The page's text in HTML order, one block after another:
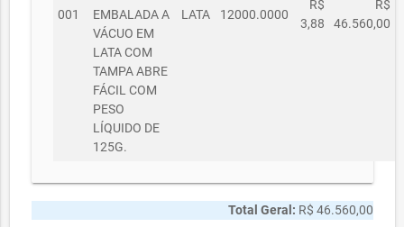
001
EMBALADA A
VÁCUO EM
LATA COM
TAMPA ABRE
FÁCIL COM
PESO
LÍQUIDO DE
125G.
LATA 12000.0000
R$
3,88
R$
46.560,00
Total Geral: R$ 46.560,00